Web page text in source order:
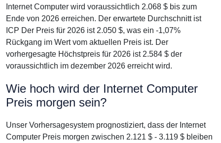
Internet Computer wird voraussichtlich 2.068 $ bis zum
Ende von 2026 erreichen. Der erwartete Durchschnitt ist
ICP Der Preis für 2026 ist 2.050 $, was ein -1,07%
Rückgang im Wert vom aktuellen Preis ist. Der
vorhergesagte Höchstpreis für 2026 ist 2.584 $ der
voraussichtlich im dezember 2026 erreicht wird.
Wie hoch wird der Internet Computer
Preis morgen sein?
Unser Vorhersagesystem prognostiziert, dass der Internet
Computer Preis morgen zwischen 2.121 $ - 3.119 $ bleiben